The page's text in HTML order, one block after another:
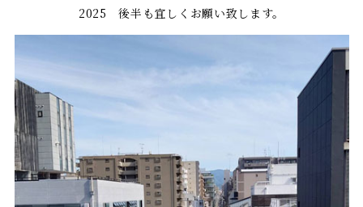
2025 後半も宜しくお願い致します。